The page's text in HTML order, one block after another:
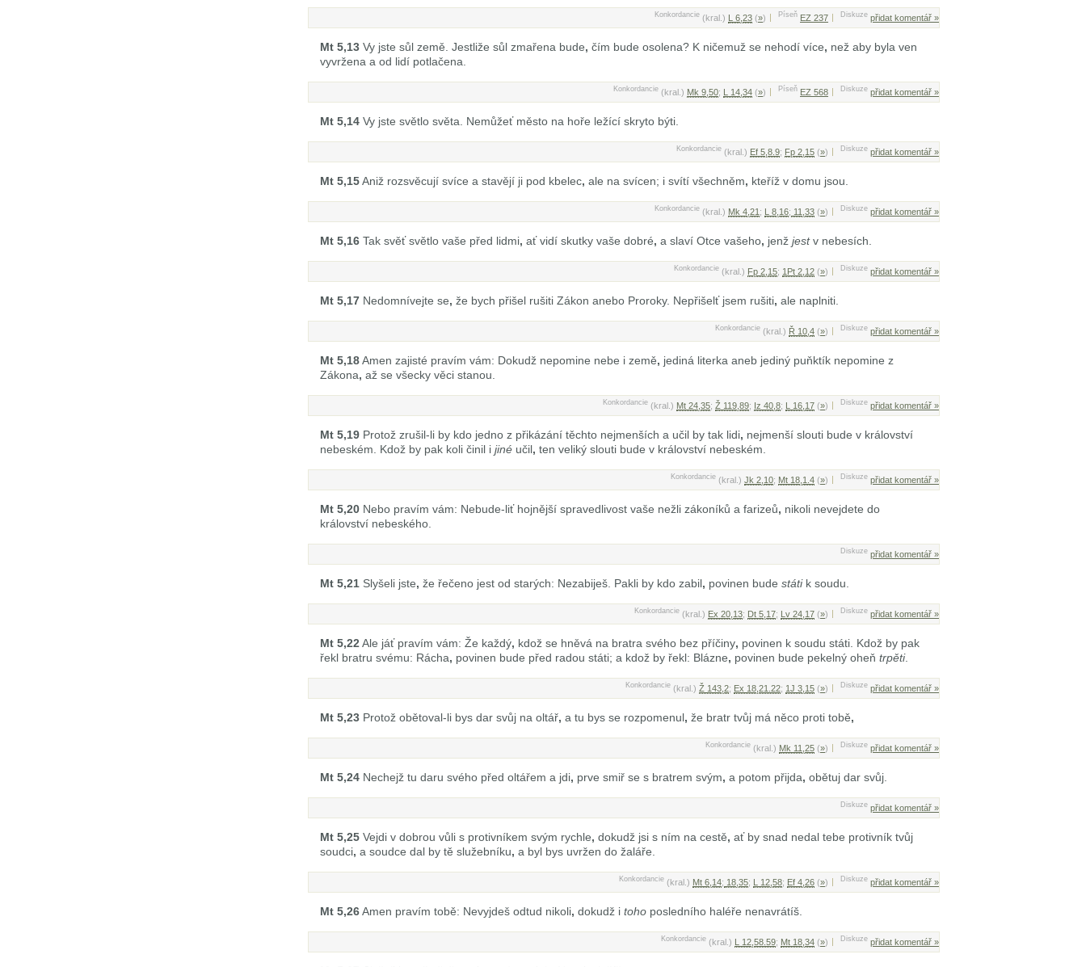
Konkordancie (kral.) L 6,23 (») Píseň EZ 237 Diskuze přidat komentář »
Mt 5,13 Vy jste sůl země. Jestliže sůl zmařena bude, čím bude osolena? K ničemuž se nehodí více, než aby byla ven
vyvržena a od lidí potlačena.
Konkordancie (kral.) Mk 9,50; L 14,34 (») Píseň EZ 568 Diskuze přidat komentář »
Mt 5,14 Vy jste světlo světa. Nemůžeť město na hoře ležící skryto býti.
Konkordancie (kral.) Ef 5,8.9; Fp 2,15 (») Diskuze přidat komentář »
Mt 5,15 Aniž rozsvěcují svíce a stavějí ji pod kbelec, ale na svícen; i svítí všechněm, kteříž v domu jsou.
Konkordancie (kral.) Mk 4,21 ; L 8,16; 11,33 (») Diskuze přidat komentář »
Mt 5,16 Tak svěť světlo vaše před lidmi, ať vidí skutky vaše dobré, a slaví Otce vašeho, jenž jestv nebesích.
Konkordancie (kral.) Fp 2,15; 1Pt 2,12 (») Diskuze přidat komentář »
Mt 5,17 Nedomnívejte se, že bych přišel rušiti Zákon anebo Proroky. Nepřišelť jsem rušiti, ale naplniti.
Konkordancie (kral.) Ř 10,4 (») Diskuze přidat komentář »
Mt 5,18 Amen zajisté pravím vám: Dokudž nepomine nebe i země, jediná literka aneb jediný puňktík nepomine z
Zákona, až se všecky věci stanou.
Konkordancie (kral.) Mt 24,35; Ž 119,89; Iz 40,8; L 16,17 (») Diskuze přidat komentář »
Mt 5,19 Protož zrušil-li by kdo jedno z přikázání těchto nejmenších a učil by tak lidi, nejmenší slouti bude v království
nebeském. Kdož by pak koli činil i jiné učil, ten veliký slouti bude v království nebeském.
Konkordancie (kral.) Jk 2,10; Mt 18,1.4 (») Diskuze přidat komentář »
Mt 5,20 Nebo pravím vám: Nebude-liť hojnější spravedlivost vaše nežli zákoníků a farizeů, nikoli nevejdete do
království nebeského.
Diskuze přidat komentář »
Mt 5,21 Slyšeli jste, že řečeno jest od starých: Nezabiješ. Pakli by kdo zabil, povinen bude státik soudu.
Konkordancie (kral.) Ex 20,13; Dt 5,17; Lv 24,17 (») Diskuze přidat komentář »
Mt 5,22 Ale jáť pravím vám: Že každý, kdož se hněvá na bratra svého bez příčiny, povinen k soudu státi. Kdož by pak
řekl bratru svému: Rácha, povinen bude před radou státi; a kdož by řekl: Blázne, povinen bude pekelný oheň trpěti.
Konkordancie (kral.) Ž 143,2; Ex 18,21.22; 1J 3,15 (») Diskuze přidat komentář »
Mt 5,23 Protož obětoval-li bys dar svůj na oltář, a tu bys se rozpomenul, že bratr tvůj má něco proti tobě,
Konkordancie (kral.) Mk 11,25 (») Diskuze přidat komentář »
Mt 5,24 Nechejž tu daru svého před oltářem a jdi, prve smiř se s bratrem svým, a potom přijda, obětuj dar svůj.
Diskuze přidat komentář »
Mt 5,25 Vejdi v dobrou vůli s protivníkem svým rychle, dokudž jsi s ním na cestě, ať by snad nedal tebe protivník tvůj
soudci, a soudce dal by tě služebníku, a byl bys uvržen do žaláře.
Konkordancie (kral.) Mt 6,14; 18,35; L 12,58; Ef 4,26 (») Diskuze přidat komentář »
Mt 5,26 Amen pravím tobě: Nevyjdeš odtud nikoli, dokudž i toho posledního haléře nenavrátíš.
Konkordancie (kral.) L 12,58.59; Mt 18,34 (») Diskuze přidat komentář »